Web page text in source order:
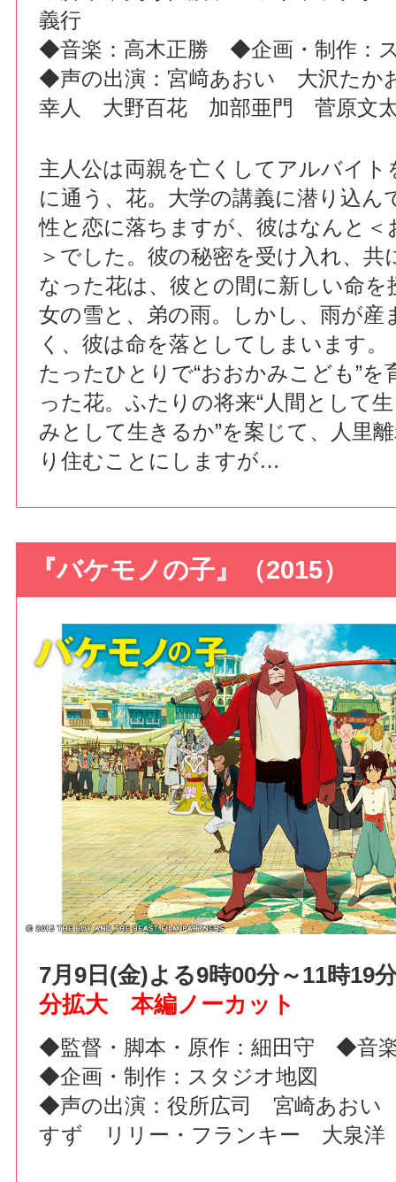
義行
◆音楽：高木正勝 ◆企画・制作：
◆声の出演：宮﨑あおい 大沢た
幸人 大野百花 加部亜門 菅原文
主人公は両親を亡くしてアルバイト
に通う、花。大学の講義に潜り込ん
性と恋に落ちますが、彼はなんと
＞でした。彼の秘密を受け入れ、共
なった花は、彼との間に新しい命を
女の雪と、弟の雨。しかし、雨が産
く、彼は命を落としてしまいます。
たったひとりで“おおかみこども”を
った花。ふたりの将来“人間として
みとして生きるか”を案じて、人里
り住むことにしますが…
『バケモノの子』（2015）
7月9日(金)よる9時00分～11時
分拡大 本編ノーカット
◆監督・脚本・原作：細田守 ◆音
◆企画・制作：スタジオ地図
◆声の出演：役所広司 宮崎あお
すず リリー・フランキー 大泉洋